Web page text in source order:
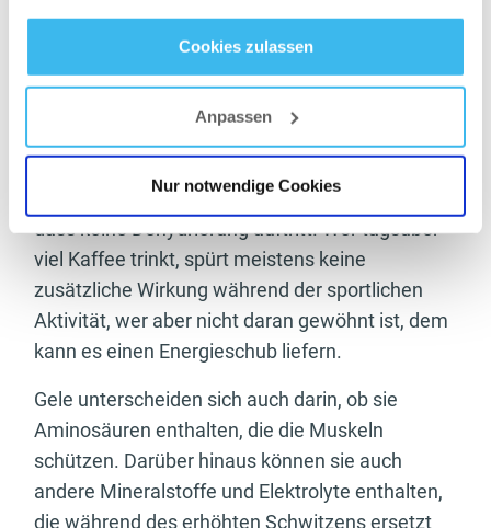
gesammelt haben.
Datenschutz- undCookie-Richtlinien
Cookies zulassen
Anpassen
Nur notwendige Cookies
bewährt. Manche Menschen setzen sie gerne
ein und spüren ihre Auswirkungen, andere
vermeiden sie lieber, weil sie ihren Stoffwechsel
ankurbeln, und es kann auch vorkommen, dass
Effekt haben, sollte darauf geachtet werden,
dass keine Dehydrierung auftritt. Wer tagsüber
viel Kaffee trinkt, spürt meistens keine
zusätzliche Wirkung während der sportlichen
Aktivität, wer aber nicht daran gewöhnt ist, dem
kann es einen Energieschub liefern.
Gele unterscheiden sich auch darin, ob sie
Aminosäuren enthalten, die die Muskeln
schützen. Darüber hinaus können sie auch
andere Mineralstoffe und Elektrolyte enthalten,
die während des erhöhten Schwitzens ersetzt